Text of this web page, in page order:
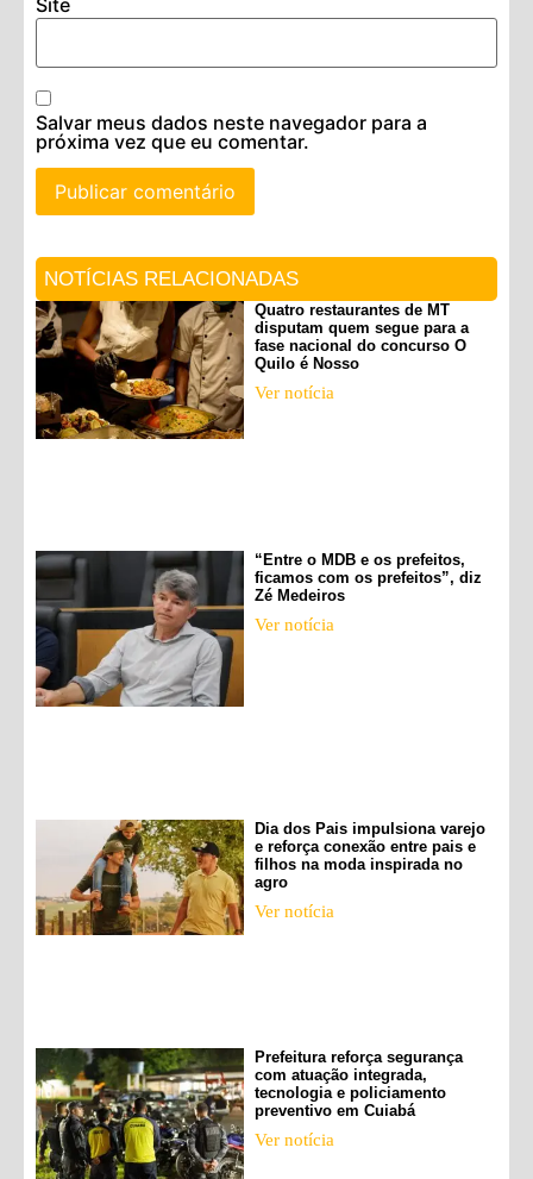
Site
Salvar meus dados neste navegador para a
próxima vez que eu comentar.
NOTÍCIAS RELACIONADAS
Quatro restaurantes de MT
disputam quem segue para a
fase nacional do concurso O
Quilo é Nosso
Ver notícia
“Entre o MDB e os prefeitos,
ficamos com os prefeitos”, diz
Zé Medeiros
Ver notícia
Dia dos Pais impulsiona varejo
e reforça conexão entre pais e
filhos na moda inspirada no
agro
Ver notícia
Prefeitura reforça segurança
com atuação integrada,
tecnologia e policiamento
preventivo em Cuiabá
Ver notícia